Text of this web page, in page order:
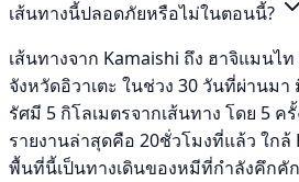
เส้นทางนี้ปลอดภัยหรือไม่ในตอนนี้?
เส้นทางจาก Kamaishi ถึง ฮาจิแมนไ
จังหวัดอิวาเตะ ในช่วง 30 วันที่ผ่านม
รัศมี 5 กิโลเมตรจากเส้นทาง โดย 5 ค
รายงานล่าสุดคือ 20ชั่วโมงที่แล้ว ใกล้
พื้นที่นี้เป็นทางเดินของหมีที่กำลังคึกคั